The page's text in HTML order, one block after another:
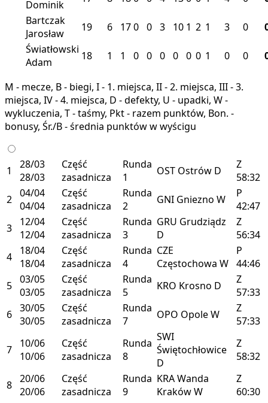
Dominik
Bartczak
Jarosław
19 6 170 0 3 10 1 2 1 3 0
Światłowski
Adam
18 1 1 0 0 0 0 0 0 1 0 0
M - mecze, B - biegi, I - 1. miejsca, II - 2. miejsca, III - 3.
miejsca, IV - 4. miejsca, D - defekty, U - upadki, W -
wykluczenia, T - taśmy, Pkt - razem punktów, Bon. -
bonusy, Śr./B - średnia punktów w wyścigu
1
28/03
28/03
Część
zasadnicza
Runda
1
OST Ostrów D
Z
58:32
2 04/04
04/04
Część
zasadnicza
Runda
2
GNI Gniezno W
P
42:47
3
12/04
12/04
Część
zasadnicza
Runda
3
GRU Grudziądz
D
Z
56:34
4
18/04
18/04
Część
zasadnicza
Runda
4
CZE
Częstochowa W
P
44:46
5 03/05
03/05
Część
zasadnicza
Runda
5
KRO Krosno D
Z
57:33
6 30/05
30/05
Część
zasadnicza
Runda
7
OPO OpoleW
Z
57:33
7
10/06
10/06
Część
zasadnicza
Runda
8
SWI
Świętochłowice
D
Z
58:32
8 20/06
20/06
Część
zasadnicza
Runda
9
KRAWanda
KrakówW
Z
60:30